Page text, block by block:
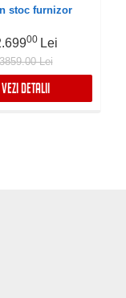
Supapa de golire
Sistem drenaj
Instalare flush
pe blat
stoc furnizor
00 Lei
Lei
VEZI DETALII